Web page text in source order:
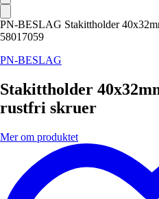
PN-BESLAG Stakittholder
58017059
PN-BESLAG
Stakittholder
rustfri skruer
Mer om produktet